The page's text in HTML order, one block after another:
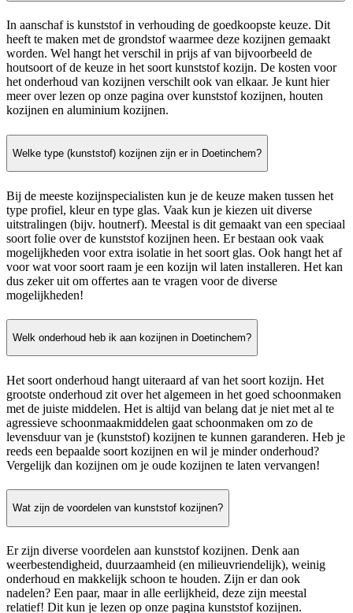
In aanschaf is kunststof in verhouding de goedkoopste keuze. Dit
heeft te maken met de grondstof waarmee deze kozijnen gemaakt
worden. Wel hangt het verschil in prijs af van bijvoorbeeld de
houtsoort of de keuze in het soort kunststof kozijn. De kosten voor
het onderhoud van kozijnen verschilt ook van elkaar. Je kunt hier
meer over lezen op onze pagina over kunststof kozijnen, houten
kozijnen en aluminium kozijnen.
Welke type (kunststof) kozijnen zijn er in Doetinchem?
Bij de meeste kozijnspecialisten kun je de keuze maken tussen het
type profiel, kleur en type glas. Vaak kun je kiezen uit diverse
uitstralingen (bijv. houtnerf). Meestal is dit gemaakt van een speciaal
soort folie over de kunststof kozijnen heen. Er bestaan ook vaak
mogelijkheden voor extra isolatie in het soort glas. Ook hangt het af
voor wat voor soort raam je een kozijn wil laten installeren. Het kan
dus zeker uit om offertes aan te vragen voor de diverse
mogelijkheden!
Welk onderhoud heb ik aan kozijnen in Doetinchem?
Het soort onderhoud hangt uiteraard af van het soort kozijn. Het
grootste onderhoud zit over het algemeen in het goed schoonmaken
met de juiste middelen. Het is altijd van belang dat je niet met al te
agressieve schoonmaakmiddelen gaat schoonmaken om zo de
levensduur van je (kunststof) kozijnen te kunnen garanderen. Heb je
reeds een bepaalde soort kozijnen en wil je minder onderhoud?
Vergelijk dan kozijnen om je oude kozijnen te laten vervangen!
Wat zijn de voordelen van kunststof kozijnen?
Er zijn diverse voordelen aan kunststof kozijnen. Denk aan
weerbestendigheid, duurzaamheid (en milieuvriendelijk), weinig
onderhoud en makkelijk schoon te houden. Zijn er dan ook
nadelen? Een paar, maar in alle eerlijkheid, deze zijn meestal
relatief! Dit kun je lezen op onze pagina kunststof kozijnen.